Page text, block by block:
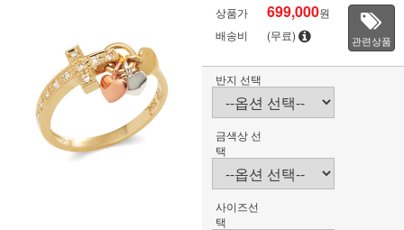
상품가 699,000원
배송비
(무료) 관련상품
반지 선택
금색상 선
택
사이즈선
택